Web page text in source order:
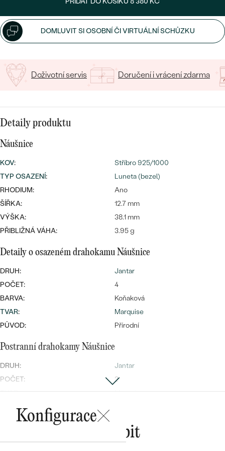
Nejprodávanější
snubní prsteny
PROHLÉDNOUT
DLE MATERIÁLU
ZLATO
PLATINA
Wave kolekce
S DRAHOKAMY
S LAB-GROWN DIAMANTY
S PERLAMI
PERSONALIZOVANÉ
SYMBOLICKÉ
MINIMALISTICKÉ
PODLE PŘÍLEŽITOSTI
PODLE BARVY
NA MÍRU
DIAMANTY
Nejprodávanější
náušnice
PROHLÉDNOUT
CENOVĚ DOSTUPNÉ
LUXUSNÍ
Personalizované
OBJEVIT
CENOVĚ DOSTUPNÉ
LUXUSNÍ
Nejprodávanější
PROHLÉDNOUT
DOMLUVIT SI OSOBNÍ ČI VIRTUÁLNÍ SCHŮZKU
Doživotní servis Doručení i vrácení zdarma
Detaily produktu
Náušnice
KOV:
Stříbro 925/1000
TYP OSAZENÍ:
Luneta (bezel)
RHODIUM:
Ano
ŠÍŘKA:
12.7 mm
VÝŠKA:
38.1 mm
PŘIBLIŽNÁ VÁHA:
3.95 g
Detaily o osazeném drahokamu Náušnice
DRUH:
Jantar
POČET:
4
BARVA:
Koňaková
TVAR:
Marquise
PŮVOD:
Přírodní
Postranní drahokamy Náušnice
DRUH:
Jantar
POČET:
2
TVAR:
Marquise
BARVA:
PŮVOD:
Postranní drahokamy Náušnice
Konfigurace
Mohlo by se vám líbit